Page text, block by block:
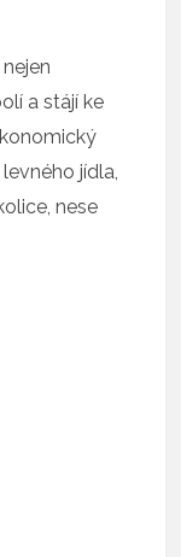
a stájí ke
jídla,
nese